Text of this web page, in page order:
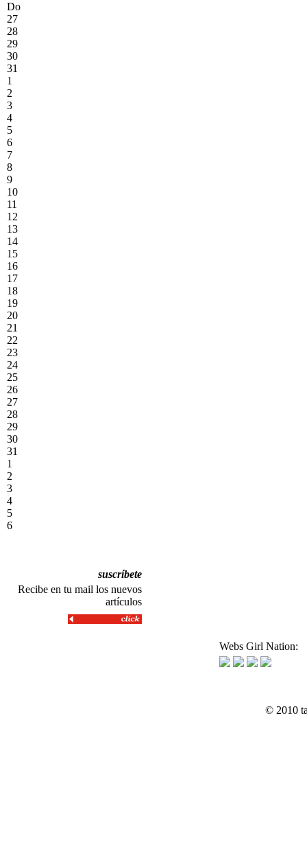
Do
27
28
29
30
31
1
2
3
4
5
6
7
8
9
10
11
12
13
14
15
16
17
18
19
20
21
22
23
24
25
26
27
28
29
30
31
1
2
3
4
5
6
suscríbete
Recibe en tu mail los nuevos
artículos
Webs Girl Nation:
© 2010